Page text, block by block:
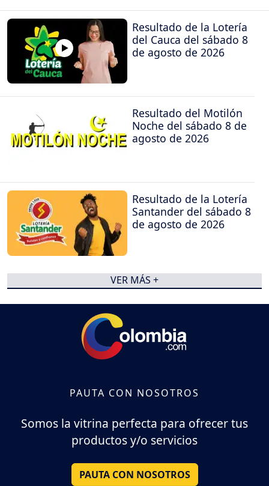
Resultado de la Lotería
del Cauca del sábado 8
de agosto de 2026
Resultado del Motilón
Noche del sábado 8 de
agosto de 2026
Resultado de la Lotería
Santander del sábado 8
de agosto de 2026
VER MÁS +
PAUTA CON NOSOTROS
Somos la vitrina perfecta para ofrecer tus
productos y/o servicios
PAUTA CON NOSOTROS